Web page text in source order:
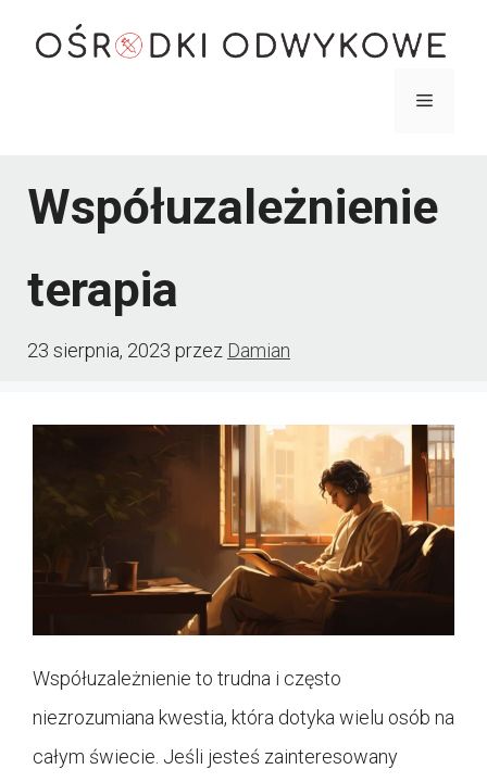
Menu
Współuzależnienie
terapia
23 sierpnia, 2023 przez Damian
Współuzależnienie to trudna i często
niezrozumiana kwestia, która dotyka wielu osób na
całym świecie. Jeśli jesteś zainteresowany